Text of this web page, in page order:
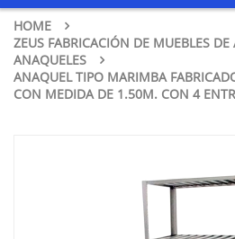
HOME
ZEUS FABRICACIÓN DE MUEBLES
ANAQUELES
ANAQUEL TIPO MARIMBA
CON MEDIDA DE 1.50M. CON 4